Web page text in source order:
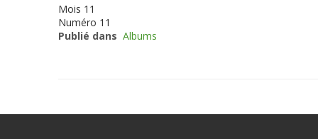
Mois 11
Numéro 11
Publié dans Albums